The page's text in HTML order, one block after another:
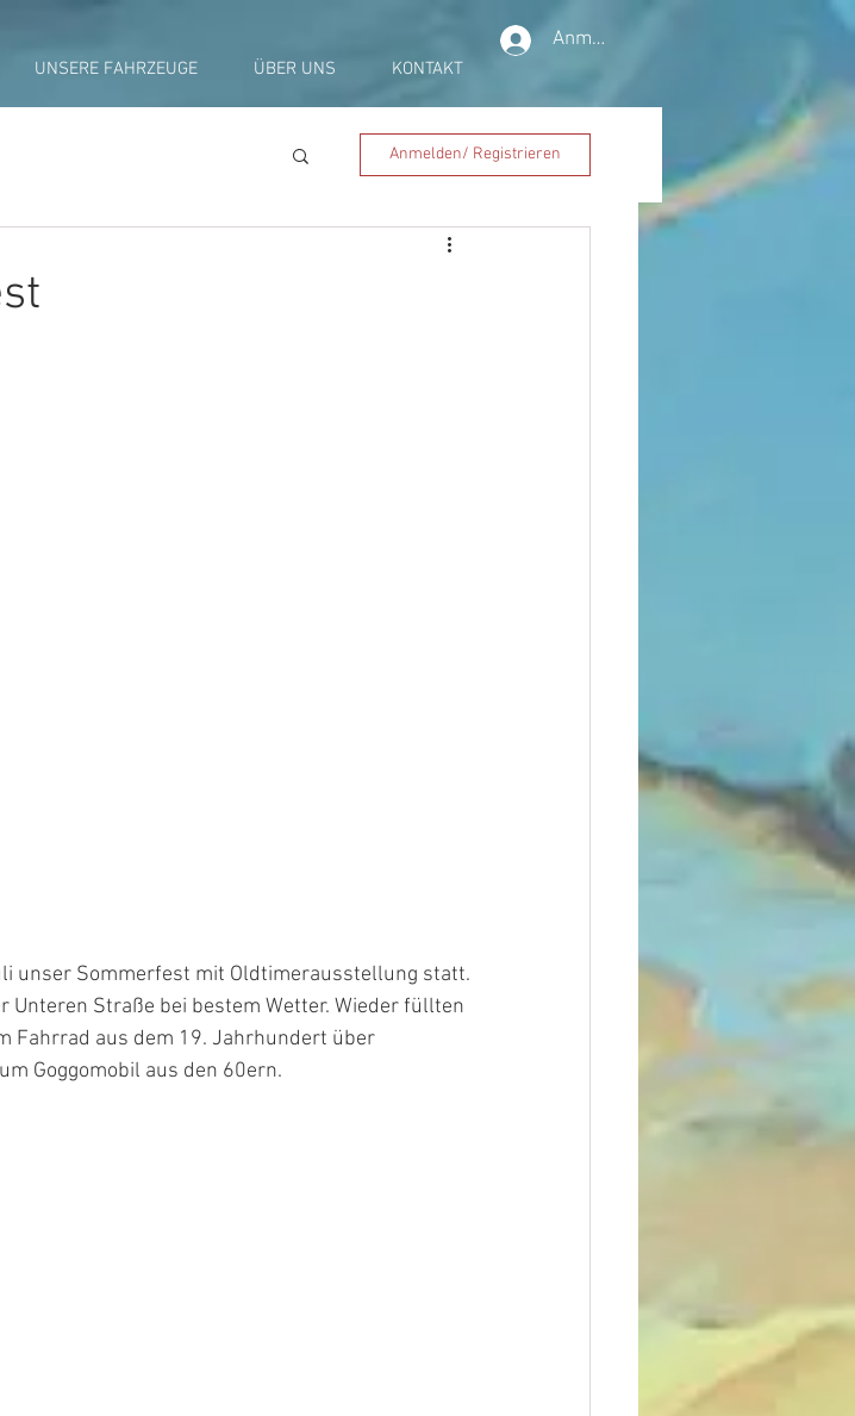
UNSERE FAHRZEUGE ÜBER UNS KONTAKT
Anmelden
Anmelden/ Registrieren
unser Sommerfest mit Oldtimerausstellung statt.
Unteren Straße bei bestem Wetter. Wieder füllten
Fahrrad aus dem 19. Jahrhundert über
Goggomobil aus den 60ern.